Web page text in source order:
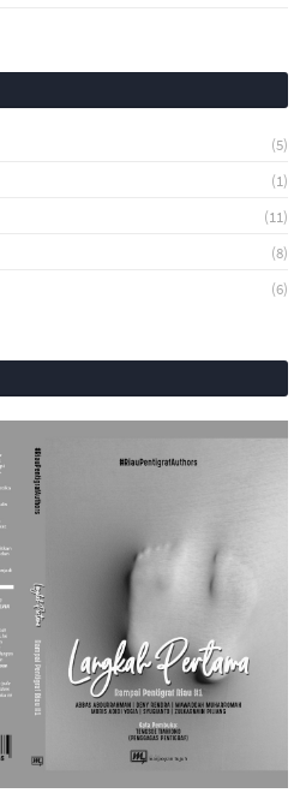
(5)
(1)
(11)
(8)
(6)